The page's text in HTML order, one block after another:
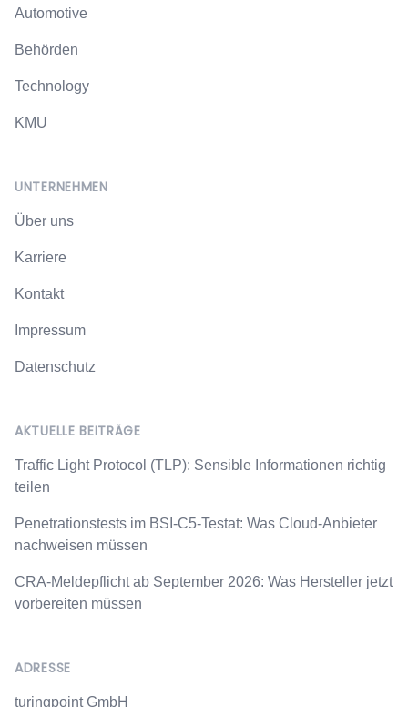
Automotive
Behörden
Technology
KMU
UNTERNEHMEN
Über uns
Karriere
Kontakt
Impressum
Datenschutz
AKTUELLE BEITRÄGE
Traffic Light Protocol (TLP): Sensible Informationen richtig
teilen
Penetrationstests im BSI-C5-Testat: Was Cloud-Anbieter
nachweisen müssen
CRA-Meldepflicht ab September 2026: Was Hersteller jetzt
vorbereiten müssen
ADRESSE
turingpoint GmbH